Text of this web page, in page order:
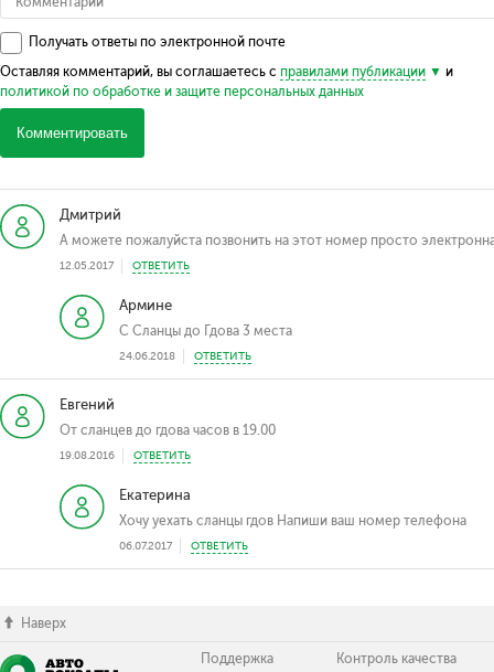
Получать ответы по электронной почте
Оставляя комментарий, вы соглашаетесь с правилами публикации
и
политикой по обработке и защите персональных данных
Комментировать
Дмитрий
А можете пожалуйста позвонить на этот номер просто
12.05.2017 ОТВЕТИТЬ
Армине
С Сланцы до Гдова 3 места
24.06.2018 ОТВЕТИТЬ
Евгений
От сланцев до гдова часов в 19.00
19.08.2016 ОТВЕТИТЬ
Екатерина
Хочу уехать сланцы гдов Напиши ваш номер телефона
06.07.2017 ОТВЕТИТЬ
Наверх
Поддержка
Контроль качества